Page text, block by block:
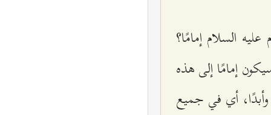
السلام إمامًا؟
إمامًا إلى هذه
وأبدًا، أي في جميع